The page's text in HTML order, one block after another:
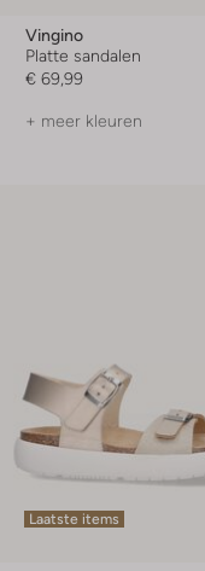
Vingino
Platte sandalen
€ 69,99
+ meer kleuren
Laatste items